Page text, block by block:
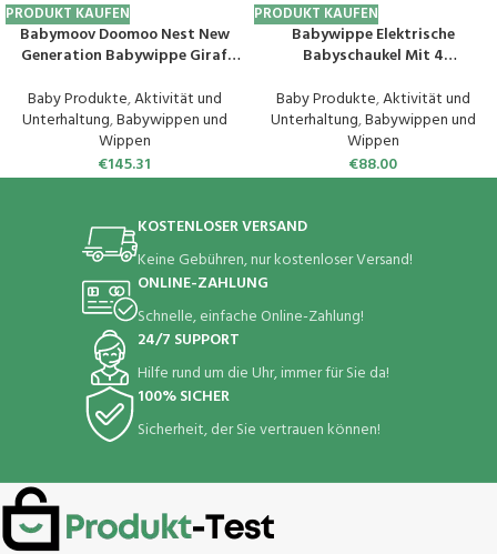
PRODUKT KAUFEN
Babymoov Doomoo Nest New
Generation Babywippe Giraf
Baby Produkte,Aktivität und
Unterhaltung,Babywippen und
Wippen
€145.31
PRODUKT KAUFEN
Babywippe Elektrische
Babyschaukel Mit 4
Timing-Funktion Mp3-Player
Babyschaukelstuhl FüR
SäUglinge Im Alter Von 1-12
Monaten （Blau）
Baby Produkte,Aktivität und
Unterhaltung,Babywippen und
Wippen
€88.00
KOSTENLOSER VERSAND
Keine Gebühren, nur kostenloser Versand!
ONLINE-ZAHLUNG
Schnelle, einfache Online-Zahlung!
24/7 SUPPORT
Hilfe rund um die Uhr, immer für Sie da!
100% SICHER
Sicherheit, der Sie vertrauen können!